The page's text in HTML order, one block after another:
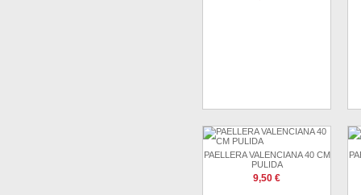
PAELLERA VALENCIANA 40 CM
PULIDA
9,50 €